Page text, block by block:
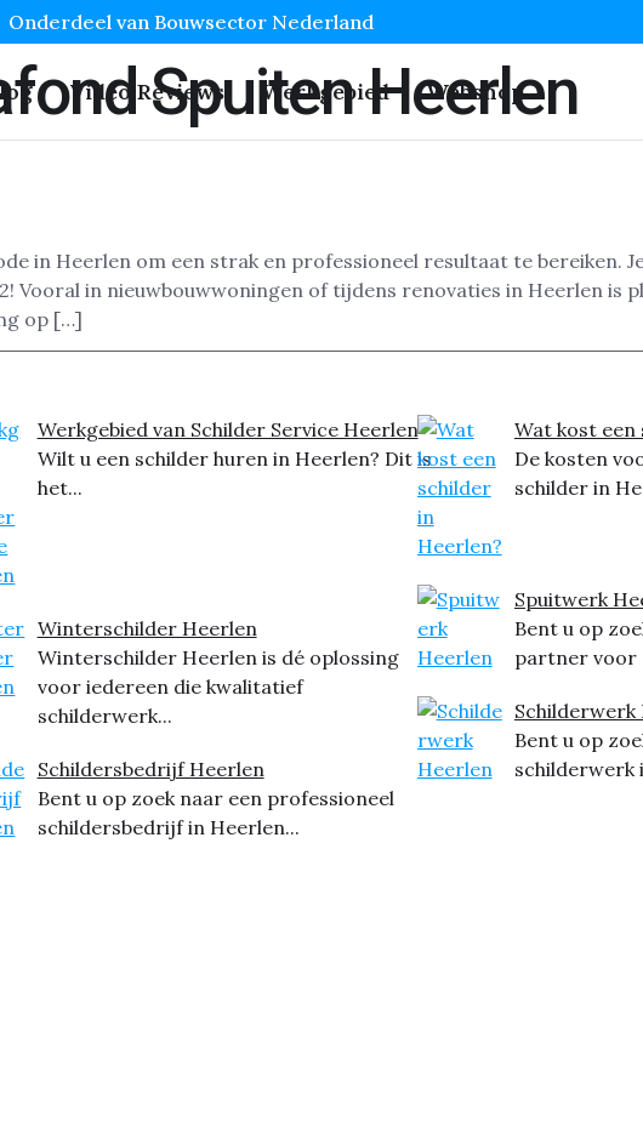
Onderdeel van Bouwsector Nederland
Video Reviews Werkgebied Webshop
Spuiten Heerlen
in Heerlen om een strak en professioneel resultaat te bereiken.
Vooral in nieuwbouwwoningen of tijdens renovaties in Heerlen is
op […]
Werkgebied van Schilder Service Heerlen
Wilt u een schilder huren in Heerlen? Dit is
het...
Winterschilder Heerlen
Winterschilder Heerlen is dé oplossing
voor iedereen die kwalitatief
schilderwerk...
Schildersbedrijf Heerlen
Bent u op zoek naar een professioneel
schildersbedrijf in Heerlen...
Wat kost een
De kosten
schilder in
Spuitwerk
Bent u op
partner voor
Schilderwerk
Bent u op
schilderwerk